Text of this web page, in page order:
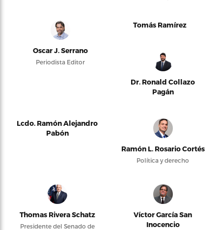
Oscar J. Serrano
Periodista Editor
Tomás Ramírez
Dr. Ronald Collazo
Pagán
Lcdo. Ramón Alejandro
Pabón
Ramón L. Rosario Cortés
Política y derecho
Thomas Rivera Schatz
Presidente del Senado de
Víctor García San
Inocencio